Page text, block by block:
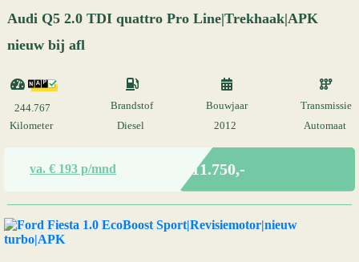
Audi Q5 2.0 TDI quattro Pro Line|Trekhaak|APK
nieuw bij afl
244.767
Kilometer
Brandstof
Diesel
Bouwjaar
2012
Transmissie
Automaat
va. € 193 p/mnd € 11.750,-